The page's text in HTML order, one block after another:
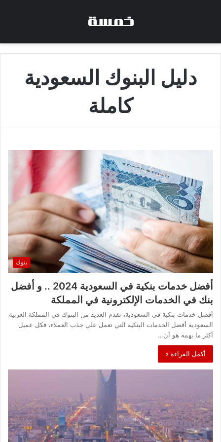
دليل البنوك السعودية
كاملة
بنوك
أفضل خدمات بنكية في السعودية 2024 .. و أفضل
بنك في الخدمات الإلكترونية في المملكة
أفضل خدمات بنكية في السعودية، تقدم العديد من البنوك في المملكة العربية
السعودية أفضل الخدمات البنكية التي تعمل علي جذب العملاء، فكل عميل
أكثر ما يهمه هو أن…
أكمل القراءة »